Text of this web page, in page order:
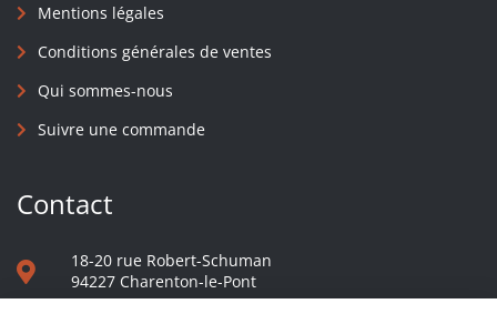
Mentions légales
Conditions générales de ventes
Qui sommes-nous
Suivre une commande
Contact
18-20 rue Robert-Schuman
94227 Charenton-le-Pont